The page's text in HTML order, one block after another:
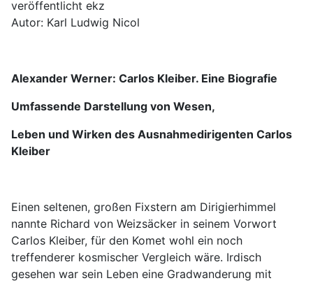
veröffentlicht ekz
Autor: Karl Ludwig Nicol
Alexander Werner: Carlos Kleiber. Eine Biografie
Umfassende Darstellung von Wesen,
Leben und Wirken des Ausnahmedirigenten Carlos
Kleiber
Einen seltenen, großen Fixstern am Dirigierhimmel
nannte Richard von Weizsäcker in seinem Vorwort
Carlos Kleiber, für den Komet wohl ein noch
treffenderer kosmischer Vergleich wäre. Irdisch
gesehen war sein Leben eine Gradwanderung mit